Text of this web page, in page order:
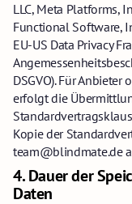
LLC, Meta Platforms,
Functional Software,
EU-US Data Privacy
DSGVO). Für
erfolgt die
Kopie der
team@blindmate.de
4.Dauer der
Daten